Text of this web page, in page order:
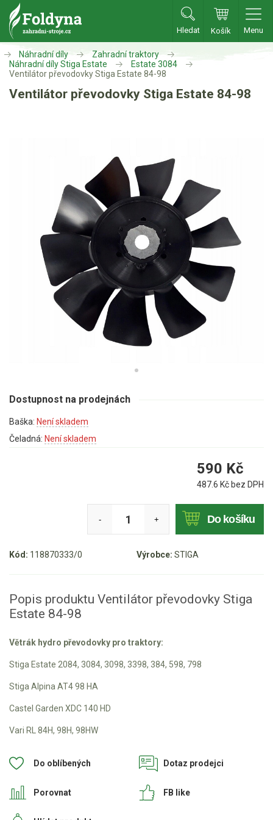
Hledat Košík Menu
Zahradní traktory
Zahradní ridery
Benzínové sekačky
Akumulátorové sekačky
Robotické sekačky
Bubnové sekačky
Mulčovače
Křovinořezy a vyžínače
Benzínové křovinořezy a vyžínače
Motorové pily
Benzínové pily
AKU zahradní technika
Aku sekačky
Aku AL-KO
Štípačka na dřevo
VARI
VARI malotraktory
VARI multifunkční nosiče
Sněhové frézy
Náhradní díly
Zahradní traktory
Náhradní díly Stiga Estate
Estate 3084
Ventilátor převodovky Stiga Estate 84-98
Ventilátor převodovky Stiga Estate 84-98
Kód: 118870333/0 Výrobce: STIGA
Dostupnost na prodejnách
Baška: Není skladem
Čeladná: Není skladem
590 Kč
487.6 Kč bez DPH
- + Do košíku
Popis produktu Ventilátor převodovky Stiga
Estate 84-98
Větrák hydro převodovky pro traktory:
Stiga Estate 2084, 3084, 3098, 3398, 384, 598, 798
Stiga Alpina AT4 98 HA
Castel Garden XDC 140 HD
Vari RL 84H, 98H, 98HW
Do oblíbených
Porovnat
Dotaz prodejci
FB like